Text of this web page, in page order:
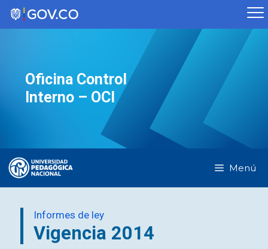
Saltar
Oficina Control
Interno – OCI
Menú
Informes de ley
Vigencia 2014